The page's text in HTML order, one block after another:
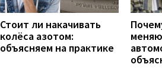
Стоит ли накачивать
колёса азотом:
объясняем на практике